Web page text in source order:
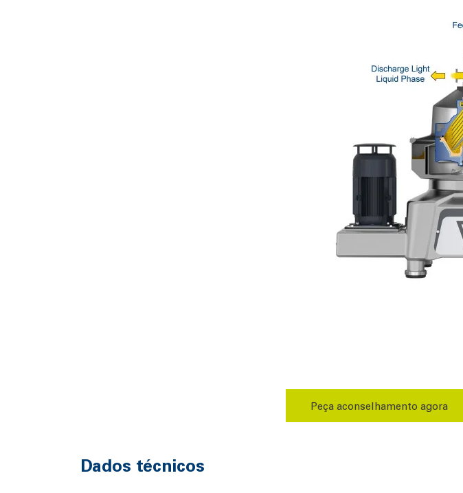
Peça aconselhamento agora
Dados técnicos